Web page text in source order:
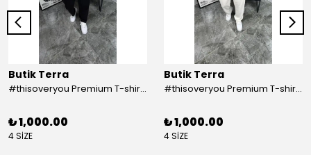
Butik Terra
#thisoveryou Premium T-shirt Beyaz
₺ 1,000.00
4 SİZE
Butik Terra
#thisoveryou Premium T-shirt Kahve
₺ 1,000.00
4 SİZE